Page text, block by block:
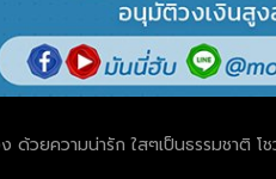
วยความน่ารัก ใสๆเป็นธรรมชาติ